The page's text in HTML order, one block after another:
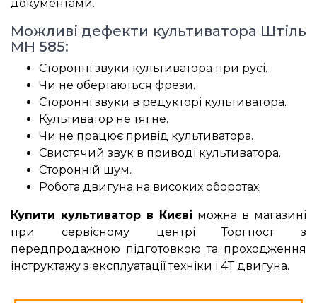
документами.
Можливі дефекти культиватора Штіль
MH 585:
Сторонні звуки культиватора при русі.
Чи не обертаються фрези.
Сторонні звуки в редукторі культиватора.
Культиватор не тягне.
Чи не працює привід культиватора.
Свистячий звук в приводі культиватора.
Сторонній шум.
Робота двигуна на високих оборотах.
Купити культиватор в Києві можна в магазині
при сервісному центрі Торгпост з
передпродажною підготовкою та проходження
інструктажу з експлуатації техніки і 4Т двигуна.